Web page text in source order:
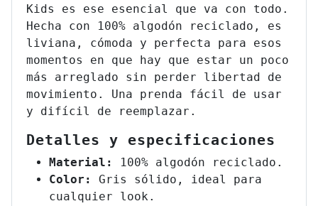
Kids es ese esencial que va con todo.
Hecha con 100% algodón reciclado, es
liviana, cómoda y perfecta para esos
momentos en que hay que estar un poco
más arreglado sin perder libertad de
movimiento. Una prenda fácil de usar
y difícil de reemplazar.
Detalles y especificaciones
Material:
100% algodón reciclado.
Color: Gris sólido, ideal para
cualquier look.